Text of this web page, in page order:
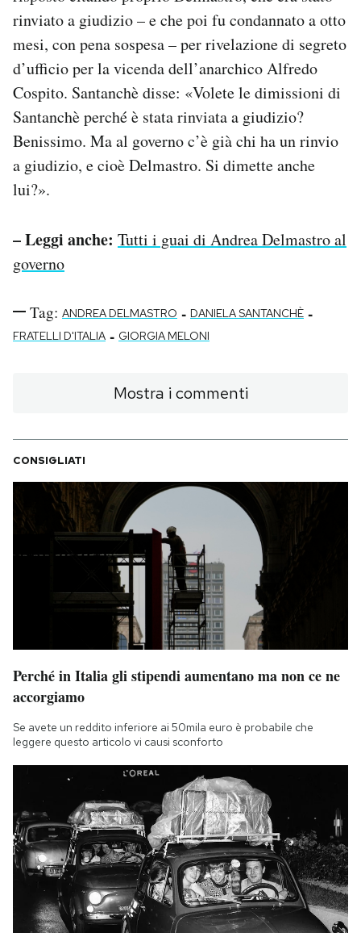
rinviato a giudizio – e che poi fu condannato a otto
mesi, con pena sospesa – per rivelazione di segreto
d’ufficio per la vicenda dell’anarchico Alfredo
Cospito. Santanchè disse: «Volete le dimissioni di
Santanchè perché è stata rinviata a giudizio?
Benissimo. Ma al governo c’è già chi ha un rinvio
a giudizio, e cioè Delmastro. Si dimette anche
lui?».
– Leggi anche: Tutti i guai di Andrea Delmastro al
governo
Tag: ANDREA DELMASTRO - DANIELA SANTANCHÈ -
FRATELLI D'ITALIA - GIORGIA MELONI
Mostra i commenti
CONSIGLIATI
Perché in Italia gli stipendi aumentano ma non ce ne
accorgiamo
Se avete un reddito inferiore ai 50mila euro è probabile che
leggere questo articolo vi causi sconforto